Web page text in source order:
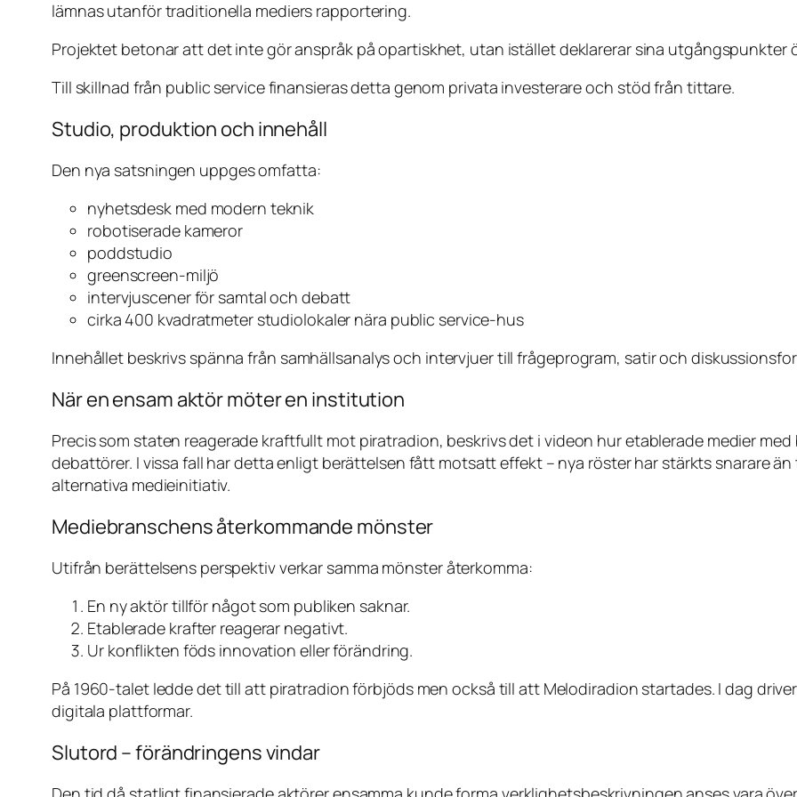
lämnas utanför traditionella mediers rapportering.
Projektet betonar att det inte gör anspråk på opartiskhet, utan istället deklarerar sina utgångspunkter
Till skillnad från public service finansieras detta genom privata investerare och stöd från tittare.
Studio, produktion och innehåll
Den nya satsningen uppges omfatta:
nyhetsdesk med modern teknik
robotiserade kameror
poddstudio
greenscreen-miljö
intervjuscener för samtal och debatt
cirka 400 kvadratmeter studiolokaler nära public service-hus
Innehållet beskrivs spänna från samhällsanalys och intervjuer till frågeprogram, satir och
När en ensam aktör möter en institution
Precis som staten reagerade kraftfullt mot piratradion, beskrivs det i videon hur etablerade medier
debattörer. I vissa fall har detta enligt berättelsen fått motsatt effekt – nya röster har stärkts snarare
alternativa medieinitiativ.
Mediebranschens återkommande mönster
Utifrån berättelsens perspektiv verkar samma mönster återkomma:
En ny aktör tillför något som publiken saknar.
Etablerade krafter reagerar negativt.
Ur konflikten föds innovation eller förändring.
På 1960-talet ledde det till att piratradion förbjöds men också till att Melodiradion startades. I dag
digitala plattformar.
Slutord – förändringens vindar